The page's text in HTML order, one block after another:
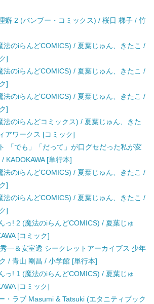
癖 2 (バンブー・コミックス) / 桜日 梯子 / 竹
法のiらんどCOMICS) / 夏葉じゅん、きたこ /
]
法のiらんどCOMICS) / 夏葉じゅん、きたこ /
]
法のiらんどCOMICS) / 夏葉じゅん、きたこ /
]
法のiらんどコミックス) / 夏葉じゅん、きた
アワークス [コミック]
「でも」「だって」が口グセだった私が変
KADOKAWA [単行本]
法のiらんどCOMICS) / 夏葉じゅん、きたこ /
]
法のiらんどCOMICS) / 夏葉じゅん、きたこ /
]
っ! 2 (魔法のiらんどCOMICS) / 夏葉じゅ
[コミック]
一＆安室透 シークレットアーカイブス 少年
/ 青山 剛昌 / 小学館 [単行本]
っ! 1 (魔法のiらんどCOMICS) / 夏葉じゅ
[コミック]
・ラブ Masumi & Tatsuki (エタニティブック